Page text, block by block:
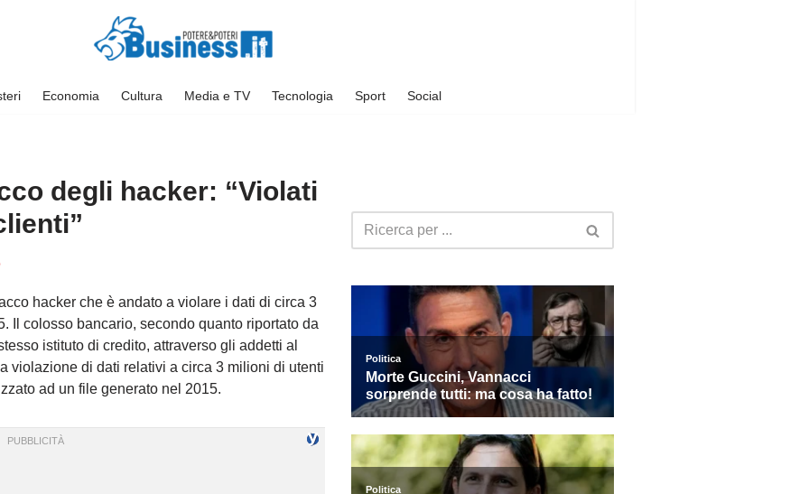
Economia Cultura Media e TV Tecnologia Sport Social
degli hacker: “Violati
hacker che è andato a violare i dati di circa 3
Il colosso bancario, secondo quanto riportato da
istituto di credito, attraverso gli addetti al
violazione di dati relativi a circa 3 milioni di utenti
ad un file generato nel 2015.